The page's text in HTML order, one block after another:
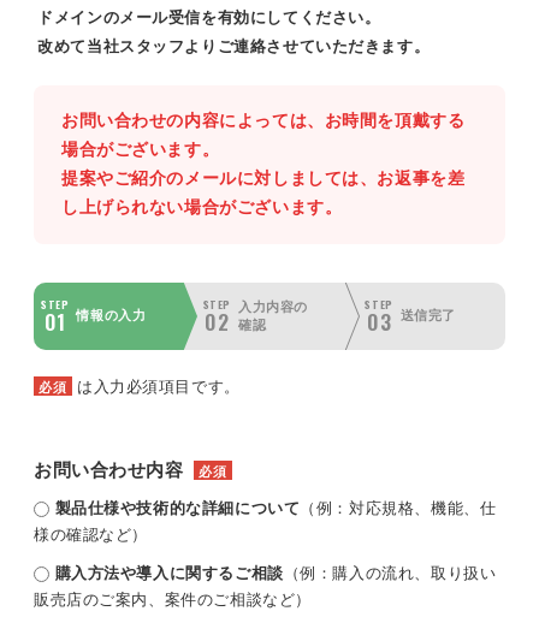
ドメインのメール受信を有効にしてください。
改めて当社スタッフよりご連絡させていただきます。
お問い合わせの内容によっては、お時間を頂戴する
場合がございます。
提案やご紹介のメールに対しましては、お返事を差
し上げられない場合がございます。
STEP
01 情報の入力
STEP
02
入力内容の
確認
STEP
03 送信完了
必須 は入力必須項目です。
お問い合わせ内容 必須
製品仕様や技術的な詳細について （例：対応規格、機能、仕
様の確認など）
購入方法や導入に関するご相談 （例：購入の流れ、取り扱い
販売店のご案内、案件のご相談など）